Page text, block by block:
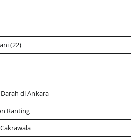
(22)
Darah di Ankara
Ranting